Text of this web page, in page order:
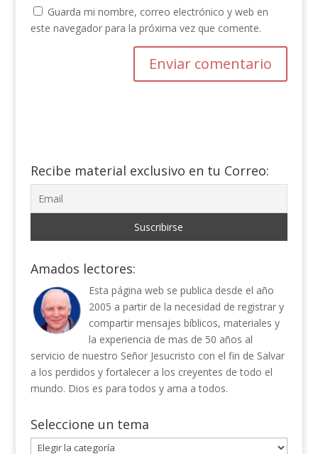
Guarda mi nombre, correo electrónico y web en
este navegador para la próxima vez que comente.
Recibe material exclusivo en tu Correo:
Amados lectores:
Esta página web se publica desde el año
2005 a partir de la necesidad de registrar y
compartir mensajes bíblicos, materiales y
la experiencia de mas de 50 años al
servicio de nuestro Señor Jesucristo con el fin de Salvar
a los perdidos y fortalecer a los creyentes de todo el
mundo. Dios es para todos y ama a todos.
Seleccione un tema
Seleccione